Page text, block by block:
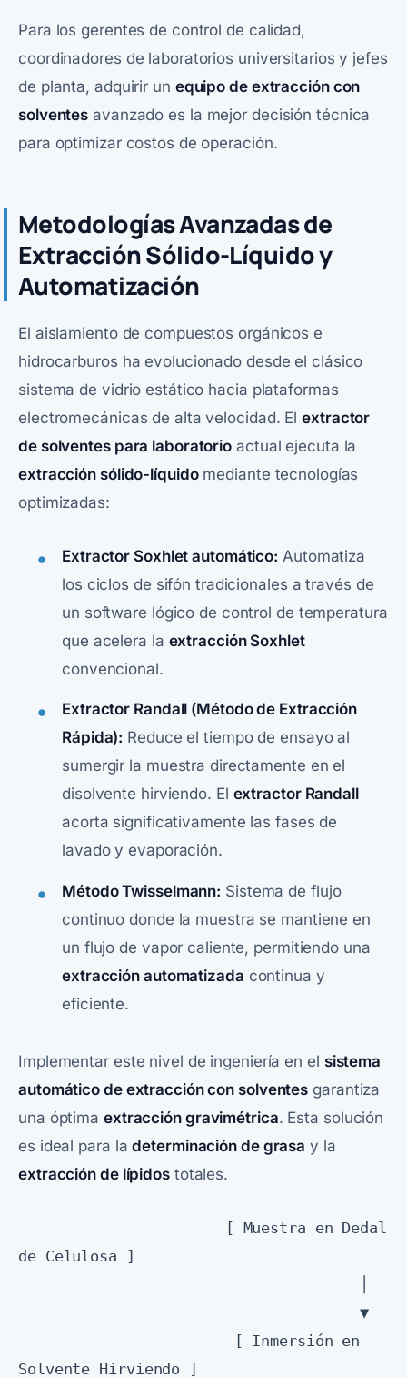
Para los gerentes de control de calidad,
coordinadores de laboratorios universitarios y jefes
de planta, adquirir un equipo de extracción con
solventes avanzado es la mejor decisión técnica
para optimizar costos de operación.
Metodologías Avanzadas de
Extracción Sólido-Líquido y
Automatización
El aislamiento de compuestos orgánicos e
hidrocarburos ha evolucionado desde el clásico
sistema de vidrio estático hacia plataformas
electromecánicas de alta velocidad. Elextractor
de solventes para laboratorio actual ejecuta la
extracción sólido-líquidomediante tecnologías
optimizadas:
Extractor Soxhlet automático: Automatiza
los ciclos de sifón tradicionales a través de
un software lógico de control de temperatura
que acelera la extracción Soxhlet
convencional.
Extractor Randall (Método de Extracción
Rápida): Reduce el tiempo de ensayo al
sumergir la muestra directamente en el
disolvente hirviendo. El extractor Randall
acorta significativamente las fases de
lavado y evaporación.
Método Twisselmann: Sistema de flujo
continuo donde la muestra se mantiene en
un flujo de vapor caliente, permitiendo una
extracción automatizada continua y
eficiente.
Implementar este nivel de ingeniería en el sistema
automático de extracción con solventes garantiza
una óptima extracción gravimétrica. Esta solución
es ideal para ladeterminación de grasa y la
extracción de lípidostotales.
de Celulosa ]
                                      ▼
Solvente Hirviendo ]